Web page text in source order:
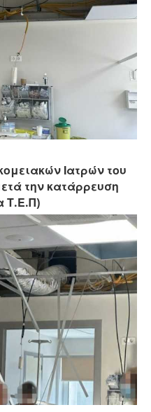
Ιατρών του
την κατάρρευση
Τ.Ε.Π)